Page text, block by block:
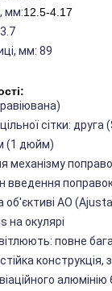
мм:12.5-4.17
мм: 89
сітки: друга
(1 дюйм)
механізму
введення
об'єктиві AO
на окулярі
повне
конструкція,